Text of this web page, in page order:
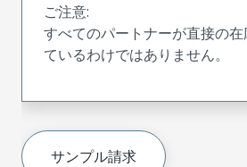
ご注意:
すべてのパートナーが直接の
ているわけではありません。
サンプル請求